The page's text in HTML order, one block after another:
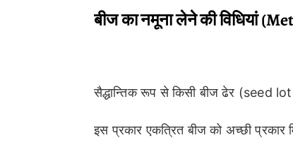
बीज का नमूना लेने की विधियां
सैद्धान्तिक रूप से किसी बीज ढेर (seed
इस प्रकार एकत्रित बीज को अच्छी प्रकार